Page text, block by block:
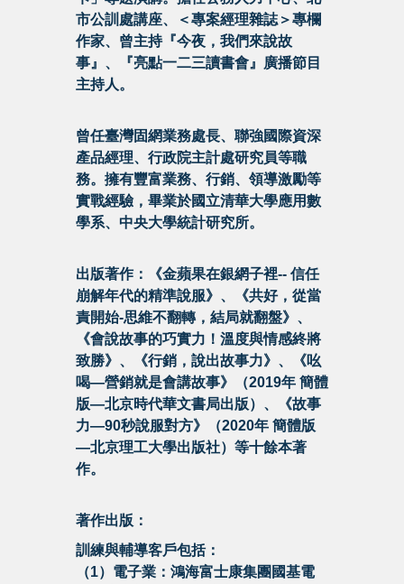
市公訓處講座、＜專案經理雜誌＞專欄
作家、曾主持『今夜，我們來說故
事』、『亮點一二三讀書會』廣播節目
主持人。
曾任臺灣固網業務處長、聯強國際資深
產品經理、行政院主計處研究員等職
務。擁有豐富業務、行銷、領導激勵等
實戰經驗，畢業於國立清華大學應用數
學系、中央大學統計研究所。
出版著作：《金蘋果在銀網子裡-- 信任
崩解年代的精準說服》、《共好，從當
責開始-思維不翻轉，結局就翻盤》、
《會說故事的巧實力！溫度與情感終將
致勝》、《行銷，說出故事力》、《吆
喝—營銷就是會講故事》（2019年 簡體
版—北京時代華文書局出版）、《故事
力—90秒說服對方》（2020年 簡體版
—北京理工大學出版社）等十餘本著
作。
著作出版：
訓練與輔導客戶包括：
（1）電子業：鴻海富士康集團國基電